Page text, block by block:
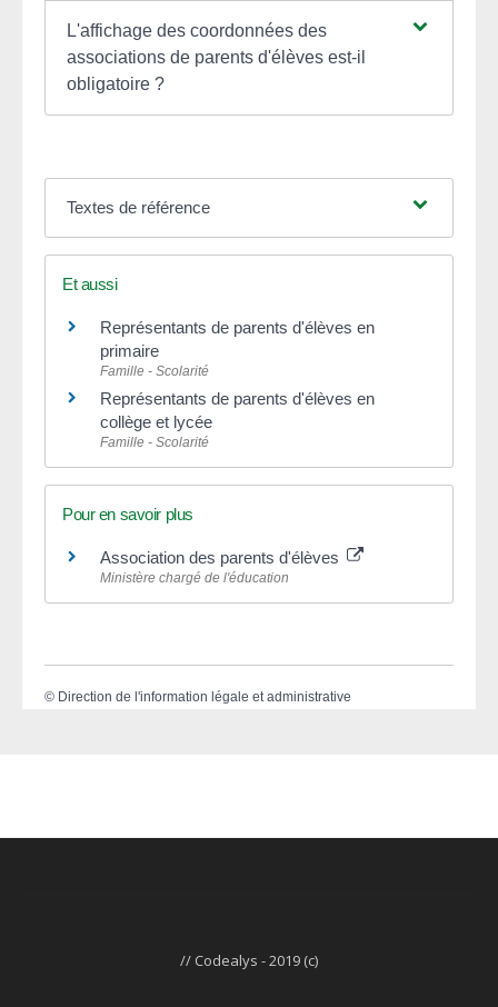
L'affichage des coordonnées des
associations de parents d'élèves est-il
obligatoire ?
Textes de référence
Et aussi
Représentants de parents d'élèves en
primaire
Famille - Scolarité
Représentants de parents d'élèves en
collège et lycée
Famille - Scolarité
Pour en savoir plus
Association des parents d'élèves
Ministère chargé de l'éducation
© Direction de l'information légale et administrative
// Codealys - 2019 (c)